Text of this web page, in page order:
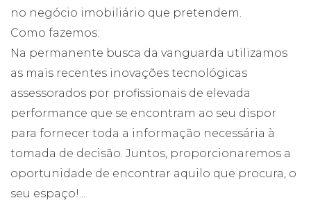
no negócio imobiliário que pretendem.
Como fazemos:
Na permanente busca da vanguarda utilizamos
as mais recentes inovações tecnológicas
assessorados por profissionais de elevada
performance que se encontram ao seu dispor
para fornecer toda a informação necessária à
tomada de decisão. Juntos, proporcionaremos a
oportunidade de encontrar aquilo que procura, o
seu espaço!...